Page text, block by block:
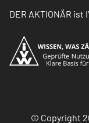
DER AKTIONÄR
© Copyright